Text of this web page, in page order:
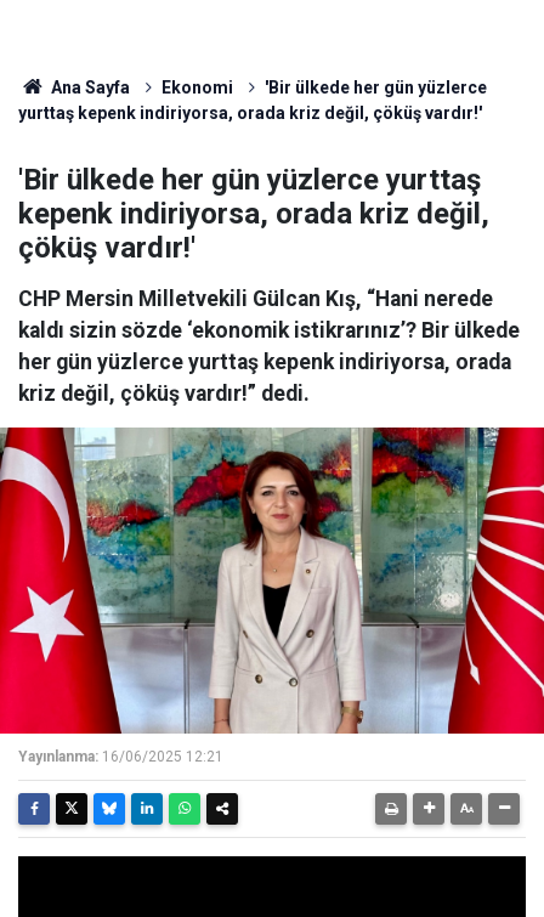
Ana Sayfa Ekonomi
'Bir ülkede her gün yüzlerce
yurttaş kepenk indiriyorsa, orada kriz değil, çöküş vardır!'
'Bir ülkede her gün yüzlerce yurttaş
kepenk indiriyorsa, orada kriz değil,
çöküş vardır!'
CHP Mersin Milletvekili Gülcan Kış, “Hani nerede
kaldı sizin sözde ‘ekonomik istikrarınız’? Bir ülkede
her gün yüzlerce yurttaş kepenk indiriyorsa, orada
kriz değil, çöküş vardır!” dedi.
Yayınlanma: 16/06/2025 12:21